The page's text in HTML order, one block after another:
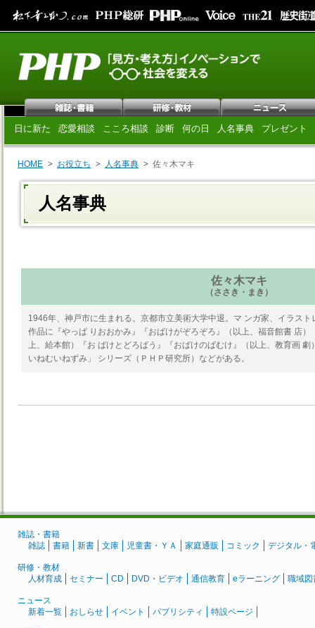
日に新た 恋愛相談 こころ相談 診断 何の日 人名事典 プレゼント
HOME お役立ち 人名事典 佐々木マキ
人名事典
佐々木マキ
（ささき・まき）
1946年、神戸市に生まれる。京都市立美術大学中退。マ ンガ家、イラスト
作品に『やっぱ りおおかみ』『おばけがぞろぞろ』（以上、福音館書 店
上、給本館）『お ばけとどろばう』『おばけのばむけ』（以上、教育画
いねむいねずみ」 シリーズ（ＰＨＰ研究所）などがある。
雑誌・書籍
雑誌
書籍 新書 文庫 児童書・ＹＡ 家庭通販 コミック デジタル・
研修・教材
人材育成
セミナー CD DVD・ビデオ 通信教育 eラーニング 職域図
ニュース
新着一覧
おしらせ イベント パブリシティ 特設ページ